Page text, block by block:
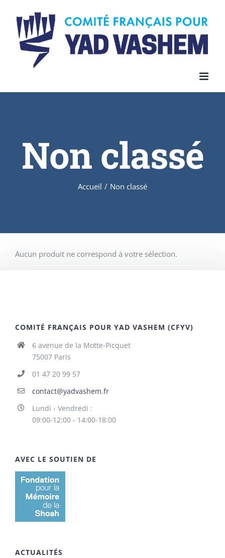
content
Non classé
Accueil / Non classé
Aucun produit ne correspond à votre sélection.
COMITÉ FRANÇAIS POUR YAD VASHEM (CFYV)
6 avenue de la Motte-Picquet
75007 Paris
01 47 20 99 57
contact@yadvashem.fr
Lundi - Vendredi :
09:00-12:00 - 14:00-18:00
AVEC LE SOUTIEN DE
ACTUALITÉS